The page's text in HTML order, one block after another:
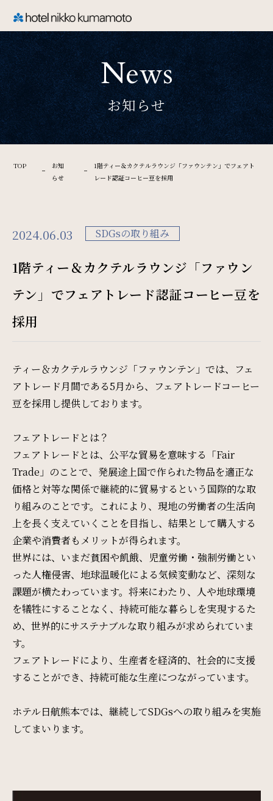
CLOSE
TOP
Welcome
ホテル日航熊本のご案内
Restaurant & Lounge
レストラン&ラウンジ
Wedding
Access
アクセス
Sightseeing
周辺観光
Gallery
フォトギャラリー
One Harmony
News
News
お知らせ
TOP
お知
らせ
1階ティー＆カクテルラウンジ「ファウンテン」でフェアト
レード認証コーヒー豆を採用
2024.06.03 SDGsの取り組み
1階ティー＆カクテルラウンジ「ファウン
テン」でフェアトレード認証コーヒー豆を
採用
ティー＆カクテルラウンジ「ファウンテン」では、フェ
アトレード月間である5月から、フェアトレードコーヒー
豆を採用し提供しております。
フェアトレードとは？
フェアトレードとは、公平な貿易を意味する「Fair
Trade」のことで、発展途上国で作られた物品を適正な
価格と対等な関係で継続的に貿易するという国際的な取
り組みのことです。これにより、現地の労働者の生活向
上を長く支えていくことを目指し、結果として購入する
企業や消費者もメリットが得られます。
世界には、いまだ貧困や飢餓、児童労働・強制労働とい
った人権侵害、地球温暖化による気候変動など、深刻な
課題が横たわっています。将来にわたり、人や地球環境
を犠牲にすることなく、持続可能な暮らしを実現するた
め、世界的にサステナブルな取り組みが求められていま
す。
フェアトレードにより、生産者を経済的、社会的に支援
することができ、持続可能な生産につながっています。
ホテル日航熊本では、継続してSDGsへの取り組みを実施
してまいります。